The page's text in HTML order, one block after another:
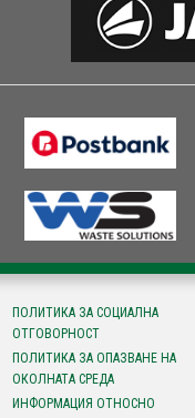
ПОЛИТИКА ЗА СОЦИАЛНА
ОТГОВОРНОСТ
ПОЛИТИКА ЗА ОПАЗВАНЕ НА
ОКОЛНАТА СРЕДА
ИНФОРМАЦИЯ ОТНОСНО